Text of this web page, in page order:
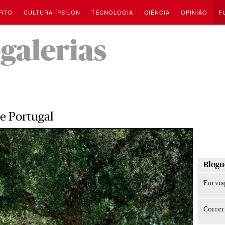
CULTURA-ÍPSILON TECNOLOGIA CIÊNCIA OPINIÃO
Portugal
Em